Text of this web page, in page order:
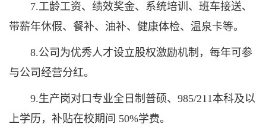
7.工龄工资、绩效奖金、系统培训、班车接送、
带薪年休假、餐补、油补、健康体检、温泉卡等。
8.公司为优秀人才设立股权激励机制，每年可参
与公司经营分红。
9.生产岗对口专业全日制普硕、985/211本科及以
上学历，补贴在校期间 50%学费。